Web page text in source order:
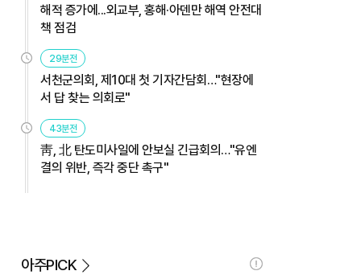
해적 증가에...외교부, 홍해·아덴만 해역 안전대
책 점검
29분전
서천군의회, 제10대 첫 기자간담회…"현장에
서 답 찾는 의회로"
43분전
靑, 北 탄도미사일에 안보실 긴급회의…"유엔
결의 위반, 즉각 중단 촉구"
아주PICK